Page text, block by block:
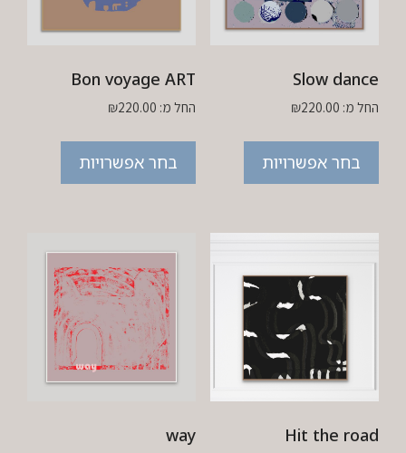
Slow dance
החל מ: ₪220.00
בחר אפשרויות
Bon voyage ART
החל מ: ₪220.00
בחר אפשרויות
Hit the road
way